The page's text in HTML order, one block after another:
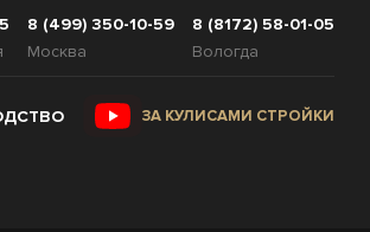
8 (499) 350-10-59
Москва
8 (8172) 58-01-05
Вологда
ЗА КУЛИСАМИ СТРОЙКИ